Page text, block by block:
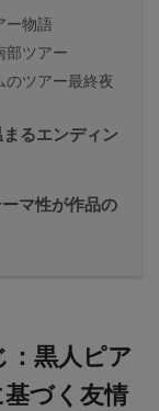
ー物語
部ツアー
のツアー最終夜
るエンディン
マ性が作品の
：黒人ピア
づく友情